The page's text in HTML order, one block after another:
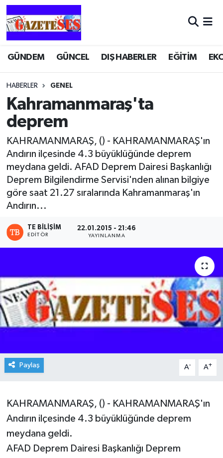
GÜNDEM GÜNCEL DIŞ HABERLER EĞİTİM
HABERLER GENEL
Kahramanmaraş'ta
deprem
KAHRAMANMARAŞ, () - KAHRAMANMARAŞ'ın
Andırın ilçesinde 4.3 büyüklüğünde deprem
meydana geldi. AFAD Deprem Dairesi Başkanlığı
Deprem Bilgilendirme Servisi'nden alınan bilgiye
göre saat 21.27 sıralarında Kahramanmaraş'ın
Andırın...
TE BILIŞIM
EDITÖR
22.01.2015 - 21:46
YAYINLANMA
Paylaş A- A+
KAHRAMANMARAŞ, () - KAHRAMANMARAŞ'ın
Andırın ilçesinde 4.3 büyüklüğünde deprem
meydana geldi.
AFAD Deprem Dairesi Başkanlığı Deprem